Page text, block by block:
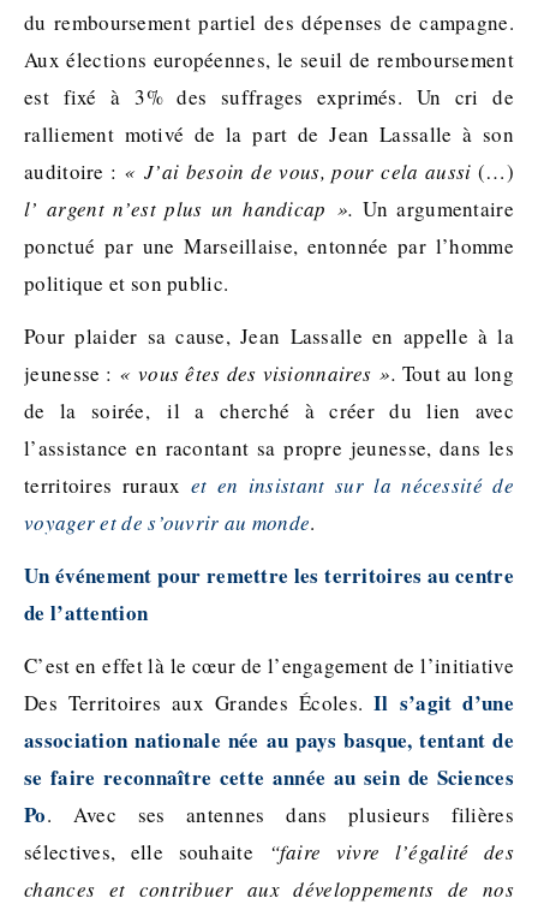
du remboursement partiel des dépenses de campagne.
Aux élections européennes, le seuil de remboursement
est fixé à 3% des suffrages exprimés. Un cri de
ralliement motivé de la part de Jean Lassalle à son
auditoire : « J’ai besoin de vous, pour cela aussi(…)
l’ argent n’est plus un handicap ».Un argumentaire
ponctué par une Marseillaise, entonnée par l’homme
politique et son public.
Pour plaider sa cause, Jean Lassalle en appelle à la
jeunesse : « vous êtes des visionnaires ». Tout au long
de la soirée, il a cherché à créer du lien avec
l’assistance en racontant sa propre jeunesse, dans les
territoires ruraux et en insistant sur la nécessité de
voyager et de s’ouvrir au monde.
Un événement pour remettre les territoires au centre
de l’attention
C’est en effet là le cœur de l’engagement de l’initiative
Des Territoires aux Grandes Écoles. Il s’agit d’une
association nationale née au pays basque, tentant de
se faire reconnaître cette année au sein de Sciences
Po. Avec ses antennes dans plusieurs filières
sélectives, elle souhaite
“faire vivre l’égalité des
chances et contribuer aux développements de nos